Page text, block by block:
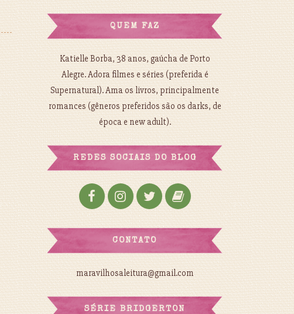
QUEM FAZ
Katielle Borba, 38 anos, gaúcha de Porto
Alegre. Adora filmes e séries (preferida é
Supernatural). Ama os livros, principalmente
romances (gêneros preferidos são os darks, de
época e new adult).
REDES SOCIAIS DO BLOG
CONTATO
maravilhosaleitura@gmail.com
SÉRIE BRIDGERTON